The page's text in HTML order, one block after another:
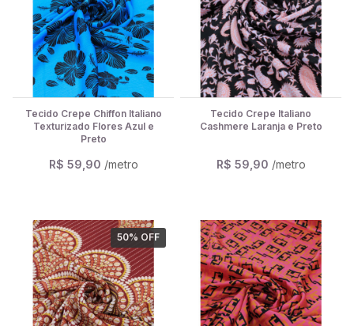
Tecido Crepe Chiffon Italiano
Texturizado Flores Azul e
Preto
R$ 59,90 /metro
Tecido Crepe Italiano
Cashmere Laranja e Preto
R$ 59,90 /metro
50% OFF